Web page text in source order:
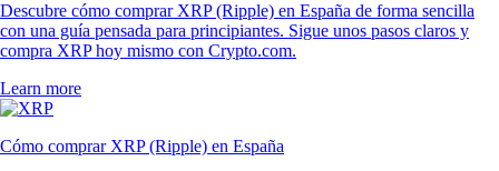
Descubre cómo comprar XRP (Ripple) en España de forma sencilla
con una guía pensada para principiantes. Sigue unos pasos claros y
compra XRP hoy mismo con Crypto.com.
Learn more
Cómo comprar XRP (Ripple) en España